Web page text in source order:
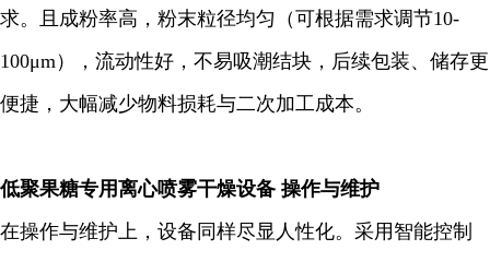
求。且成粉率高，粉末粒径均匀（可根据需求调节10-
100μm），流动性好，不易吸潮结块，后续包装、储存更
便捷，大幅减少物料损耗与二次加工成本。
低聚果糖专用离心喷雾干燥设备 操作与维护
在操作与维护上，设备同样尽显人性化。采用智能控制